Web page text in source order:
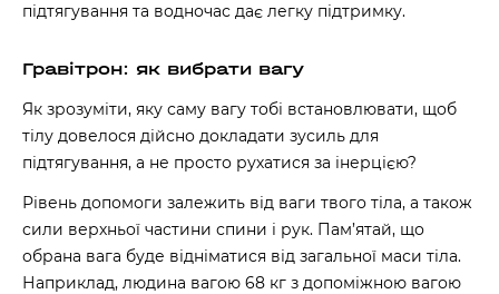
підтягування та водночас дає легку підтримку.
Гравітрон: як вибрати вагу
Як зрозуміти, яку саму вагу тобі встановлювати, щоб
тілу довелося дійсно докладати зусиль для
підтягування, а не просто рухатися за інерцією?
Рівень допомоги залежить від ваги твого тіла, а також
сили верхньої частини спини і рук. Пам’ятай, що
обрана вага буде відніматися від загальної маси тіла.
Наприклад, людина вагою 68 кг з допоміжною вагою